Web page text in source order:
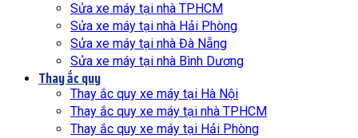
Sửa xe máy tại nhà TPHCM
Sửa xe máy tại nhà Hải Phòng
Sửa xe máy tại nhà Đà Nẵng
Sửa xe máy tại nhà Bình Dương
Thay ắc quy
Thay ắc quy xe máy tại Hà Nội
Thay ắc quy xe máy tại nhà TPHCM
Thay ắc quy xe máy tại Hải Phòng